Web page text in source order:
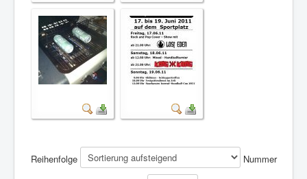
Reihenfolge Nummer